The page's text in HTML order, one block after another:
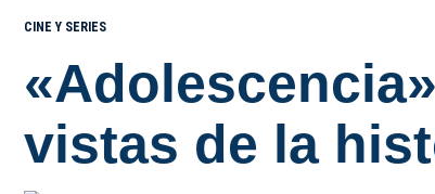
CINE Y SERIES
vistas de la